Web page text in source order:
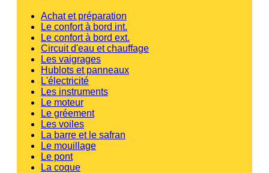
Achat et préparation
Le confort à bord int.
Le confort à bord ext.
Circuit d'eau et chauffage
Les vaigrages
Hublots et panneaux
L'électricité
Les instruments
Le moteur
Le gréement
Les voiles
La barre et le safran
Le mouillage
Le pont
La coque